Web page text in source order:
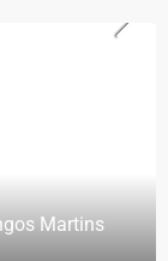
Martins